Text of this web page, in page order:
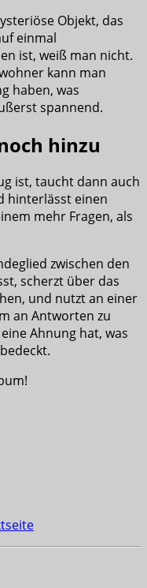
Objekt, das
einmal
ist, weiß man nicht.
kann man
haben, was
spannend.
hinzu
ist, taucht dann auch
hinterlässt einen
mehr Fragen, als
zwischen den
scherzt über das
und nutzt an einer
an Antworten zu
Ahnung hat, was